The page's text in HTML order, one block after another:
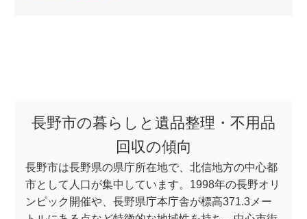
長野市の暮らしと遺品整理・不用品
回収の傾向
長野市は長野県の県庁所在地で、北信地方の中心都
市として人口が集中しています。1998年の長野オリ
ンピック開催や、長野県庁本庁舎が標高371.3メー